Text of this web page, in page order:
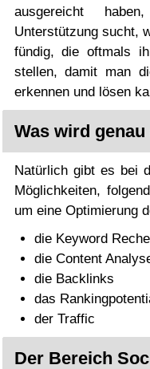
ausgereicht
Unterstützung sucht,
fündig, die oftmals
stellen, damit man
erkennen und lösen
Was wird
Natürlich gibt es bei
Möglichkeiten,
um eine Optimierung
die Keyword
die Content
die Backlinks
das
der Traffic
Der Bereich